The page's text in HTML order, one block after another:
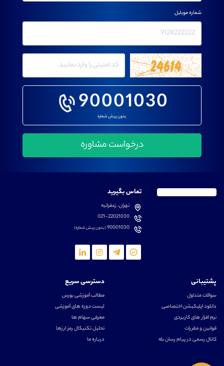
90001030
بدون پیش شماره
شماره موبایل
تماس بگیرید
تهران، زعفرانیه
021-22021030
90001030(بدون پیش شماره)
پشتیبانی
سوالات متداول
دانلود اپلیکیشن اختصاصی
نرم افزار های کاربردی
قوانین و مقررات
کانال رسمی در پیام رسان بله
دسترسی سریع
مطالب آموزشی بورس
لیست دوره های آموزشی
معرفی سهام ها
تحلیل تکنیکال رمز ارزها
درباره ما